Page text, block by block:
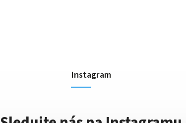
Instagram